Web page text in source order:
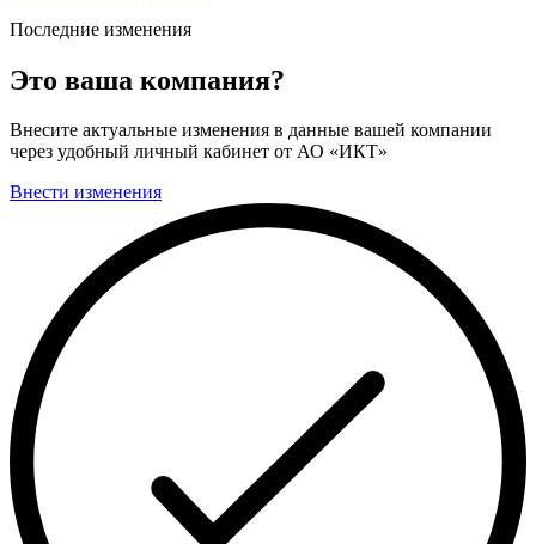
Последние изменения
Это ваша компания?
Внесите актуальные изменения в данные вашей компании
через удобный личный кабинет от АО «ИКТ»
Внести изменения